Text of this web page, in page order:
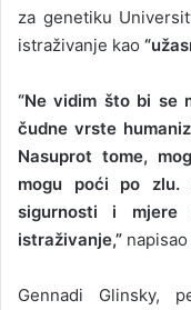
za genetiku
istraživanje kao
“Ne vidim što bi se
čudne vrste
Nasuprot tome,
mogu poći po zlu.
sigurnosti i mjere
istraživanje,”
Gennadi Glinsky,